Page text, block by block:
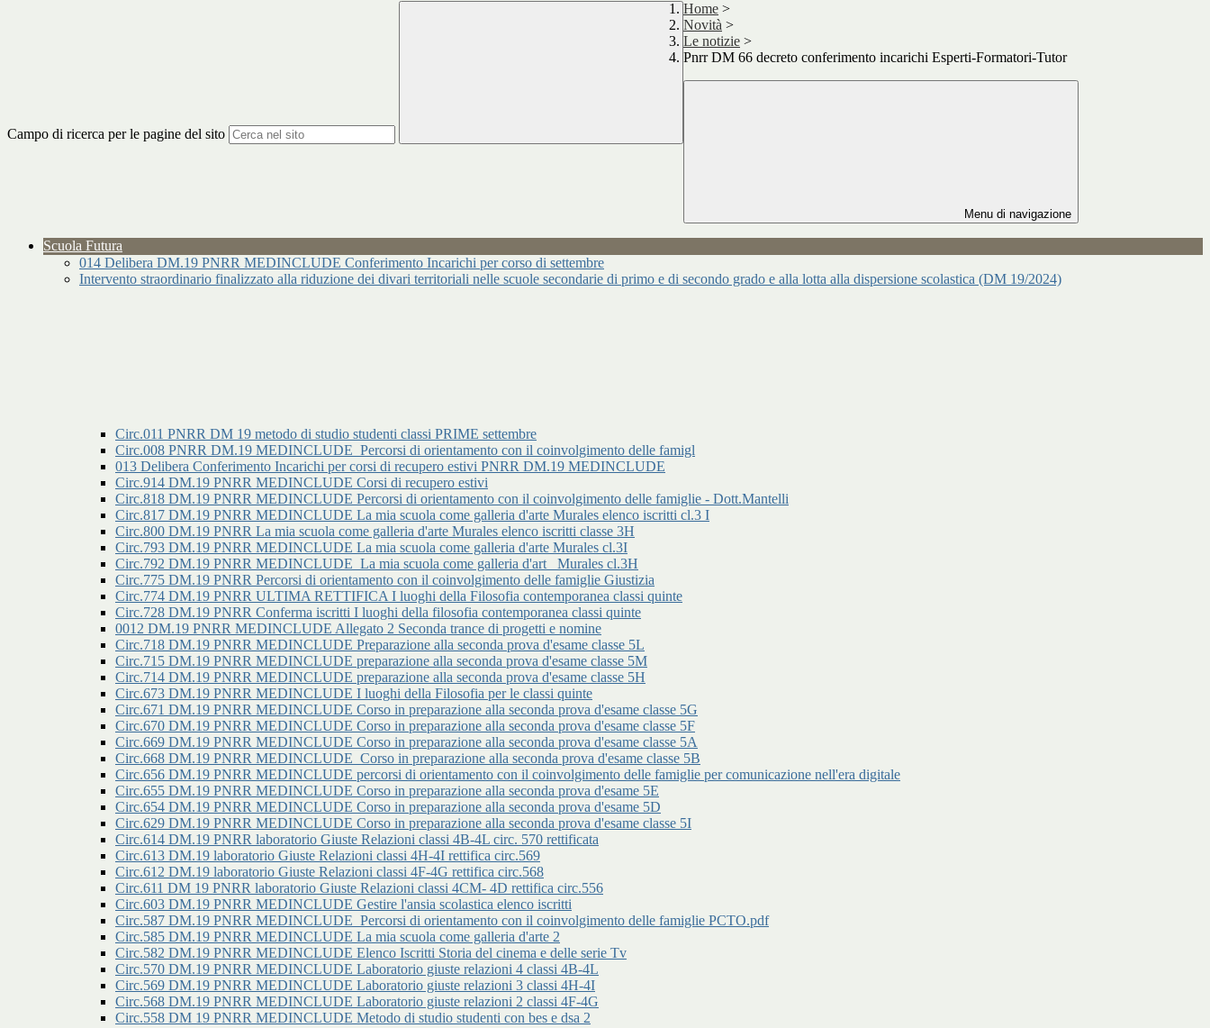
Campo di ricerca per le pagine del sito
Home >
Novità >
Le notizie >
Pnrr DM 66 decreto conferimento incarichi Esperti-Formatori-Tutor
Menu di navigazione
Scuola Futura
014 Delibera DM.19 PNRR MEDINCLUDE Conferimento Incarichi per corso di settembre
Intervento straordinario finalizzato alla riduzione dei divari territoriali nelle scuole secondarie di primo e di secondo grado e alla lotta alla dispersione scolastica (DM 19/2024)
Circ.011 PNRR DM 19 metodo di studio studenti classi PRIME settembre
Circ.008 PNRR DM.19 MEDINCLUDE_Percorsi di orientamento con il coinvolgimento delle famigl
013 Delibera Conferimento Incarichi per corsi di recupero estivi PNRR DM.19 MEDINCLUDE
Circ.914 DM.19 PNRR MEDINCLUDE Corsi di recupero estivi
Circ.818 DM.19 PNRR MEDINCLUDE Percorsi di orientamento con il coinvolgimento delle famiglie - Dott.Mantelli
Circ.817 DM.19 PNRR MEDINCLUDE La mia scuola come galleria d'arte Murales elenco iscritti cl.3 I
Circ.800 DM.19 PNRR La mia scuola come galleria d'arte Murales elenco iscritti classe 3H
Circ.793 DM.19 PNRR MEDINCLUDE La mia scuola come galleria d'arte Murales cl.3I
Circ.792 DM.19 PNRR MEDINCLUDE_La mia scuola come galleria d'art _Murales cl.3H
Circ.775 DM.19 PNRR Percorsi di orientamento con il coinvolgimento delle famiglie Giustizia
Circ.774 DM.19 PNRR ULTIMA RETTIFICA I luoghi della Filosofia contemporanea classi quinte
Circ.728 DM.19 PNRR Conferma iscritti I luoghi della filosofia contemporanea classi quinte
0012 DM.19 PNRR MEDINCLUDE Allegato 2 Seconda trance di progetti e nomine
Circ.718 DM.19 PNRR MEDINCLUDE Preparazione alla seconda prova d'esame classe 5L
Circ.715 DM.19 PNRR MEDINCLUDE preparazione alla seconda prova d'esame classe 5M
Circ.714 DM.19 PNRR MEDINCLUDE preparazione alla seconda prova d'esame classe 5H
Circ.673 DM.19 PNRR MEDINCLUDE I luoghi della Filosofia per le classi quinte
Circ.671 DM.19 PNRR MEDINCLUDE Corso in preparazione alla seconda prova d'esame classe 5G
Circ.670 DM.19 PNRR MEDINCLUDE Corso in preparazione alla seconda prova d'esame classe 5F
Circ.669 DM.19 PNRR MEDINCLUDE Corso in preparazione alla seconda prova d'esame classe 5A
Circ.668 DM.19 PNRR MEDINCLUDE_Corso in preparazione alla seconda prova d'esame classe 5B
Circ.656 DM.19 PNRR MEDINCLUDE percorsi di orientamento con il coinvolgimento delle famiglie per comunicazione nell'era digitale
Circ.655 DM.19 PNRR MEDINCLUDE Corso in preparazione alla seconda prova d'esame 5E
Circ.654 DM.19 PNRR MEDINCLUDE Corso in preparazione alla seconda prova d'esame 5D
Circ.629 DM.19 PNRR MEDINCLUDE Corso in preparazione alla seconda prova d'esame classe 5I
Circ.614 DM.19 PNRR laboratorio Giuste Relazioni classi 4B-4L circ. 570 rettificata
Circ.613 DM.19 laboratorio Giuste Relazioni classi 4H-4I rettifica circ.569
Circ.612 DM.19 laboratorio Giuste Relazioni classi 4F-4G rettifica circ.568
Circ.611 DM 19 PNRR laboratorio Giuste Relazioni classi 4CM- 4D rettifica circ.556
Circ.603 DM.19 PNRR MEDINCLUDE Gestire l'ansia scolastica elenco iscritti
Circ.587 DM.19 PNRR MEDINCLUDE_Percorsi di orientamento con il coinvolgimento delle famiglie PCTO.pdf
Circ.585 DM.19 PNRR MEDINCLUDE La mia scuola come galleria d'arte 2
Circ.582 DM.19 PNRR MEDINCLUDE Elenco Iscritti Storia del cinema e delle serie Tv
Circ.570 DM.19 PNRR MEDINCLUDE Laboratorio giuste relazioni 4 classi 4B-4L
Circ.569 DM.19 PNRR MEDINCLUDE Laboratorio giuste relazioni 3 classi 4H-4I
Circ.568 DM.19 PNRR MEDINCLUDE Laboratorio giuste relazioni 2 classi 4F-4G
Circ.558 DM 19 PNRR MEDINCLUDE Metodo di studio studenti con bes e dsa 2